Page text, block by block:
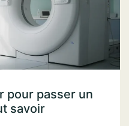
pour passer un
savoir